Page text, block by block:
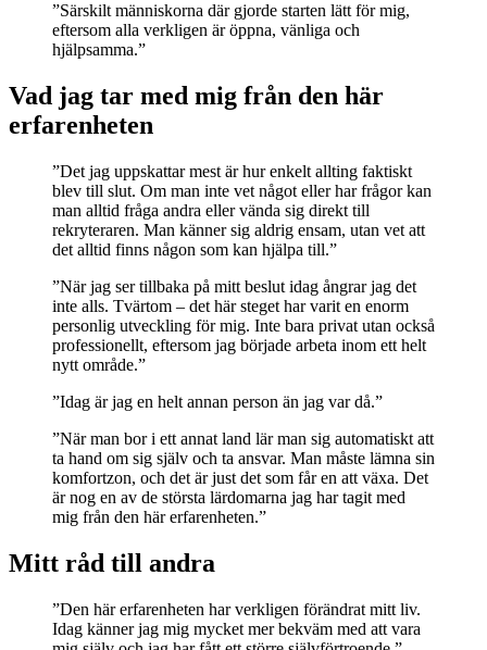
”Särskilt människorna där gjorde starten lätt för mig,
eftersom alla verkligen är öppna, vänliga och
hjälpsamma.”
Vad jag tar med mig från den här
erfarenheten
”Det jag uppskattar mest är hur enkelt allting faktiskt
blev till slut. Om man inte vet något eller har frågor kan
man alltid fråga andra eller vända sig direkt till
rekryteraren. Man känner sig aldrig ensam, utan vet att
det alltid finns någon som kan hjälpa till.”
”När jag ser tillbaka på mitt beslut idag ångrar jag det
inte alls. Tvärtom – det här steget har varit en enorm
personlig utveckling för mig. Inte bara privat utan också
professionellt, eftersom jag började arbeta inom ett helt
nytt område.”
”Idag är jag en helt annan person än jag var då.”
”När man bor i ett annat land lär man sig automatiskt att
ta hand om sig själv och ta ansvar. Man måste lämna sin
komfortzon, och det är just det som får en att växa. Det
är nog en av de största lärdomarna jag har tagit med
mig från den här erfarenheten.”
Mitt råd till andra
”Den här erfarenheten har verkligen förändrat mitt liv.
Idag känner jag mig mycket mer bekväm med att vara